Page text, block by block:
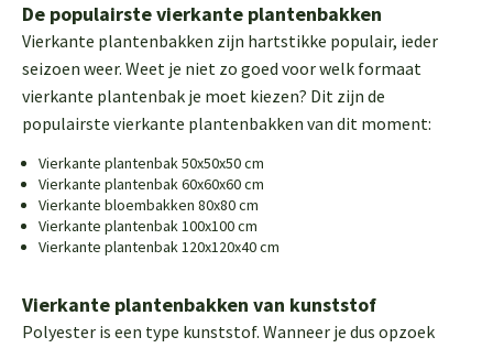
De populairste vierkante plantenbakken
Vierkante plantenbakken zijn hartstikke populair, ieder
seizoen weer. Weet je niet zo goed voor welk formaat
vierkante plantenbak je moet kiezen? Dit zijn de
populairste vierkante plantenbakken van dit moment:
Vierkante plantenbak 50x50x50 cm
Vierkante plantenbak 60x60x60 cm
Vierkante bloembakken 80x80 cm
Vierkante plantenbak 100x100 cm
Vierkante plantenbak 120x120x40 cm
Vierkante plantenbakken van kunststof
Polyester is een type kunststof. Wanneer je dus opzoek